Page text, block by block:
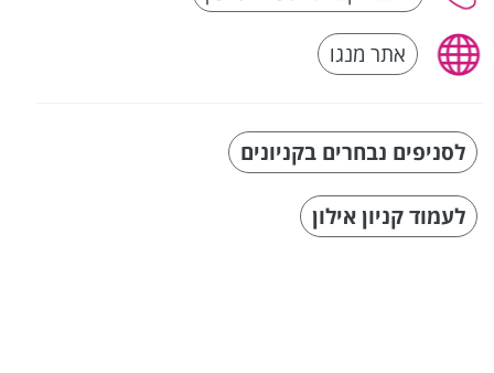
אתר מנגו
לסניפים נבחרים בקניונים
לעמוד קניון אילון